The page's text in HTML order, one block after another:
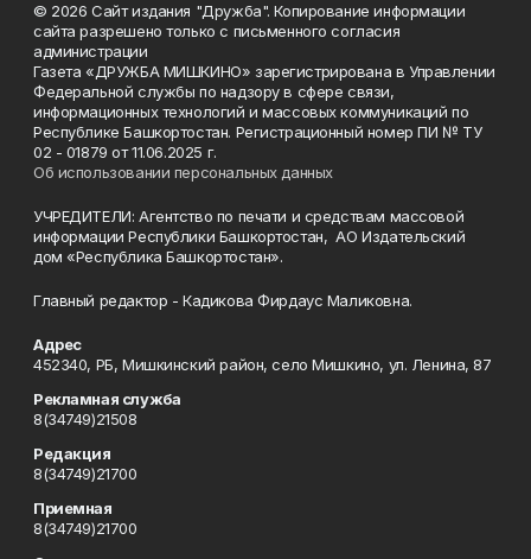
© 2026 Сайт издания "Дружба". Копирование информации
сайта разрешено только с письменного согласия
администрации
Газета «ДРУЖБА МИШКИНО» зарегистрирована в Управлении
Федеральной службы по надзору в сфере связи,
информационных технологий и массовых коммуникаций по
Республике Башкортостан. Регистрационный номер ПИ № ТУ
02 - 01879 от 11.06.2025 г.
Об использовании персональных данных
УЧРЕДИТЕЛИ: Агентство по печати и средствам массовой
информации Республики Башкортостан, АО Издательский
дом «Республика Башкортостан».
Главный редактор - Кадикова Фирдаус Маликовна.
Адрес
452340, РБ, Мишкинский район, село Мишкино, ул. Ленина, 87
Рекламная служба
8(34749)21508
Редакция
8(34749)21700
Приемная
8(34749)21700